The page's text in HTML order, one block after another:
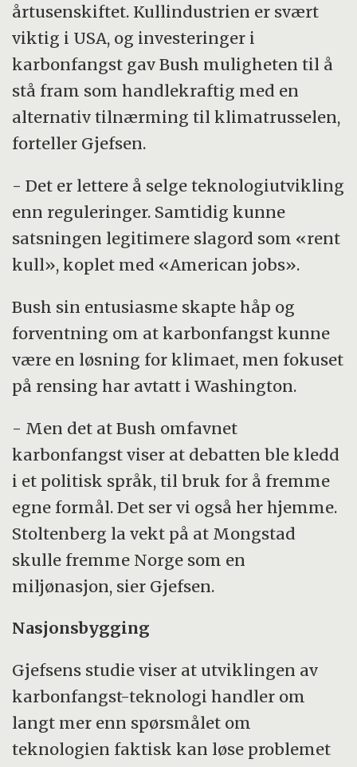
årtusenskiftet. Kullindustrien er svært
viktig i USA, og investeringer i
karbonfangst gav Bush muligheten til å
stå fram som handlekraftig med en
alternativ tilnærming til klimatrusselen,
forteller Gjefsen.
- Det er lettere å selge teknologiutvikling
enn reguleringer. Samtidig kunne
satsningen legitimere slagord som «rent
kull», koplet med «American jobs».
Bush sin entusiasme skapte håp og
forventning om at karbonfangst kunne
være en løsning for klimaet, men fokuset
på rensing har avtatt i Washington.
- Men det at Bush omfavnet
karbonfangst viser at debatten ble kledd
i et politisk språk, til bruk for å fremme
egne formål. Det ser vi også her hjemme.
Stoltenberg la vekt på at Mongstad
skulle fremme Norge som en
miljønasjon, sier Gjefsen.
Nasjonsbygging
Gjefsens studie viser at utviklingen av
karbonfangst-teknologi handler om
langt mer enn spørsmålet om
teknologien faktisk kan løse problemet